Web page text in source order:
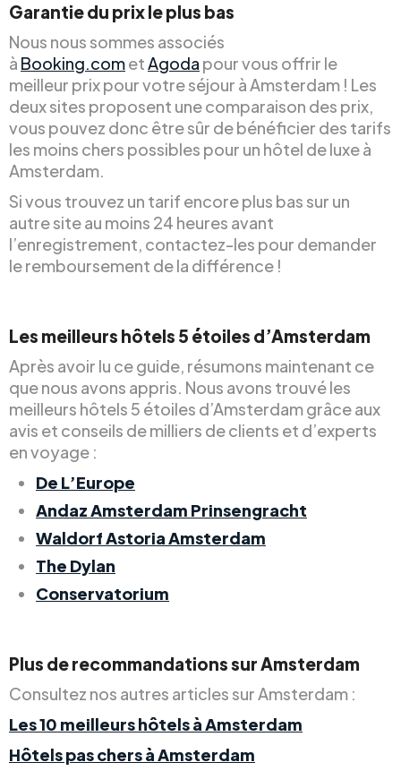
Garantie du prix le plus bas
Nous nous sommes associés
à Booking.cometAgoda pour vous offrir le
meilleur prix pour votre séjour à Amsterdam ! Les
deux sites proposent une comparaison des prix,
vous pouvez donc être sûr de bénéficier des tarifs
les moins chers possibles pour un hôtel de luxe à
Amsterdam.
Si vous trouvez un tarif encore plus bas sur un
autre site au moins 24 heures avant
l’enregistrement, contactez-les pour demander
le remboursement de la différence !
Les meilleurs hôtels 5 étoiles d’Amsterdam
Après avoir lu ce guide, résumons maintenant ce
que nous avons appris. Nous avons trouvé les
meilleurs hôtels 5 étoiles d’Amsterdam grâce aux
avis et conseils de milliers de clients et d’experts
en voyage :
De L’Europe
Andaz Amsterdam Prinsengracht
Waldorf Astoria Amsterdam
The Dylan
Conservatorium
Plus de recommandations sur Amsterdam
Consultez nos autres articles sur Amsterdam :
Les 10 meilleurs hôtels à Amsterdam
Hôtels pas chers à Amsterdam